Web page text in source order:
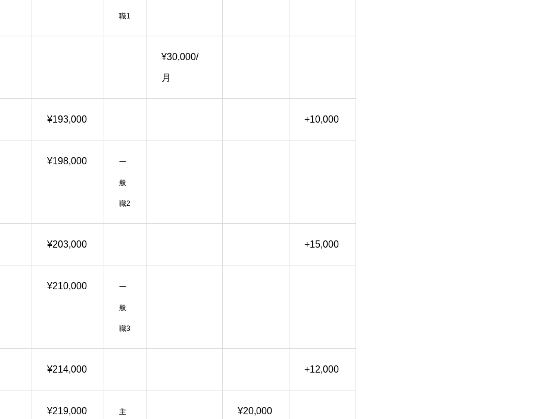
職1
¥30,000/
月
¥193,000 +10,000
¥198,000 一
般
職2
¥203,000 +15,000
¥210,000 一
般
職3
¥214,000 +12,000
¥219,000 主 ¥20,000